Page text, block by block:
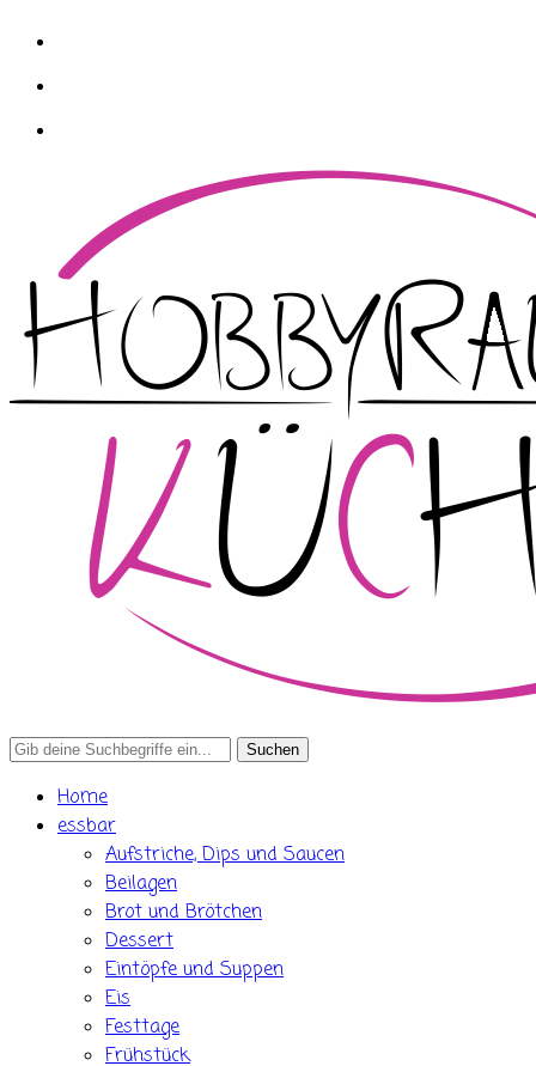
Search
Home
essbar
Aufstriche, Dips und Saucen
Beilagen
Brot und Brötchen
Dessert
Eintöpfe und Suppen
Eis
Festtage
Frühstück